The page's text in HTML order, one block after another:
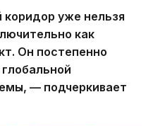
уже нельзя
как
Он постепенно
— подчеркивает